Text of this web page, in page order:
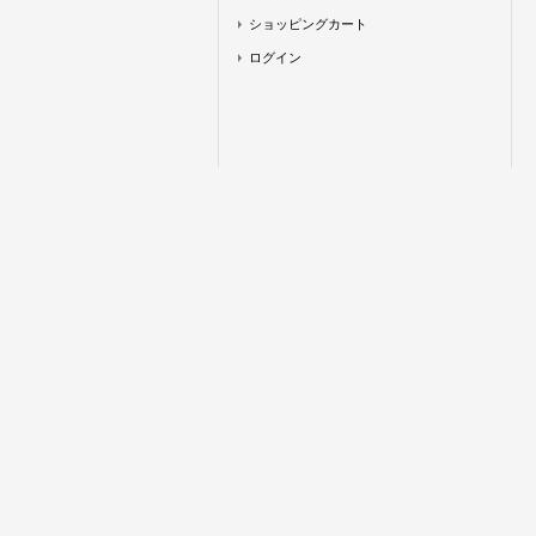
ショッピングカート
ログイン